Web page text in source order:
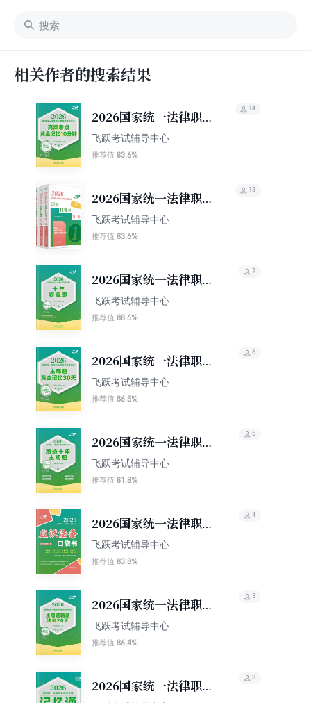
相关作者的搜索结果
2026国家统一法律职
业资格考试记忆通：高
频考点黄金记忆10分钟
飞跃考试辅导中心
推荐值 83.6%
14
2026国家统一法律职
业资格考试记忆通：记
忆口袋本（全三卷）
飞跃考试辅导中心
推荐值 83.6%
13
2026国家统一法律职业
资格考试十年客观题
（2016—2025）
飞跃考试辅导中心
推荐值 88.6%
7
2026国家统一法律职业
资格考试记忆通：主观
题黄金记忆30天
飞跃考试辅导中心
推荐值 86.5%
6
2026国家统一法律职业
资格考试刷透十年主观
题（2016—2025）
飞跃考试辅导中心
推荐值 81.8%
5
2026国家统一法律职业
资格考试：应试法条口
袋书
飞跃考试辅导中心
推荐值 83.8%
4
2026国家统一法律职业
资格考试主观题精题冲
刺20天
飞跃考试辅导中心
推荐值 86.4%
3
2026国家统一法律职业
3